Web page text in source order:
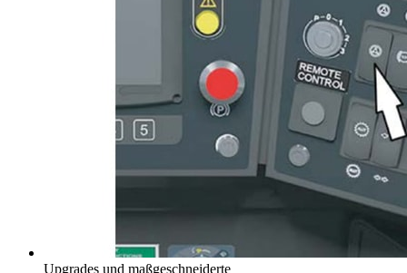
Upgrades und maßgeschneiderte